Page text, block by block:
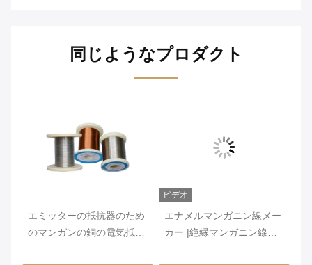
同じようなプロダクト
エミッターの抵抗器のため
のマンガンの銅の電気抵抗
ビデオ
エナメルマンガニン線メー
カー |絶縁マンガニン線